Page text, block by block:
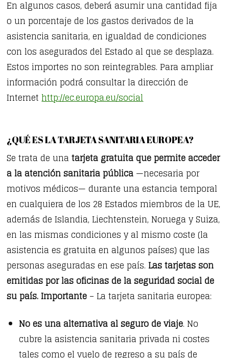
En algunos casos, deberá asumir una cantidad fija
o un porcentaje de los gastos derivados de la
asistencia sanitaria, en igualdad de condiciones
con los asegurados del Estado al que se desplaza.
Estos importes no son reintegrables. Para ampliar
información podrá consultar la dirección de
Internethttp://ec.europa.eu/social
¿QUÉ ES LA TARJETA SANITARIA EUROPEA?
Se trata de una tarjeta gratuita que permite acceder
a la atención sanitaria pública —necesaria por
motivos médicos— durante una estancia temporal
en cualquiera de los 28 Estados miembros de la UE,
además de Islandia, Liechtenstein, Noruega y Suiza,
en las mismas condiciones y al mismo coste (la
asistencia es gratuita en algunos países) que las
personas aseguradas en ese país.Las tarjetas son
emitidas por las oficinas de la seguridad social de
su país.Importante – La tarjeta sanitaria europea:
No es una alternativa al seguro de viaje. No
cubre la asistencia sanitaria privada ni costes
tales como el vuelo de regreso a su país de